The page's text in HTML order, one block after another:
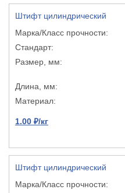
Штифт цилиндрический
1.00 ₽/кг
Штифт цилиндрический